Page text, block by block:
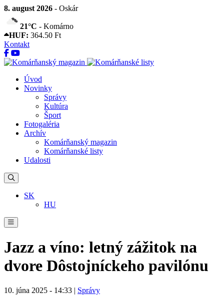
8. august 2026 - Oskár
21°C - Komárno
HUF: 364.50 Ft
Kontakt
Úvod
Novinky
Správy
Kultúra
Šport
Fotogaléria
Archív
Komárňanský magazin
Komárňanské listy
Udalosti
SK
HU
Jazz a víno: letný zážitok na
dvore Dôstojníckeho pavilónu
10. júna 2025 - 14:33 | Správy